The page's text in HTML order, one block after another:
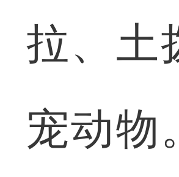
拉、土
宠动物